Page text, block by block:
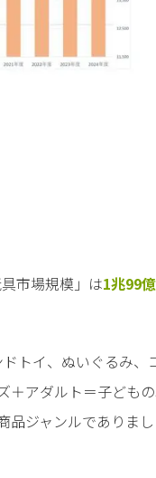
市場規模」は1兆99
トイ、ぬいぐるみ、
＋アダルト＝子ども
品ジャンルでありまし